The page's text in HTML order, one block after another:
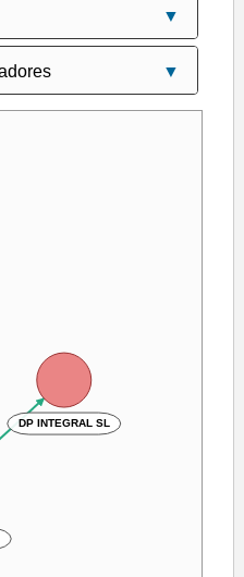
DP INTEGRAL SL